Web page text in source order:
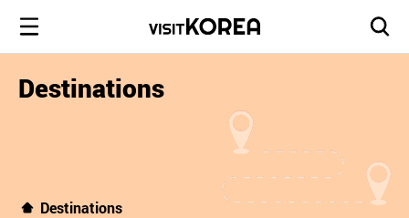
Destinations
Destinations